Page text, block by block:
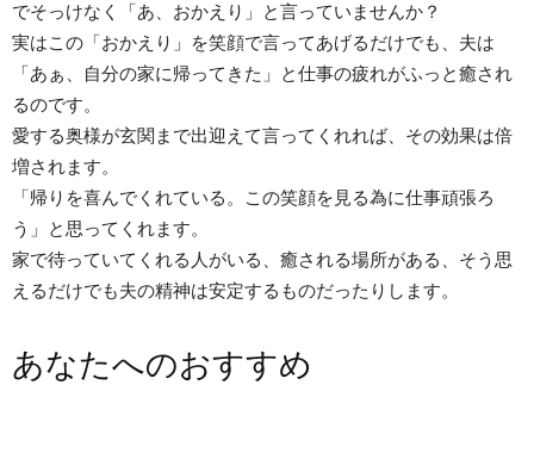
でそっけなく「あ、おかえり」と言っていませんか？
実はこの「おかえり」を笑顔で言ってあげるだけでも、夫は
「あぁ、自分の家に帰ってきた」と仕事の疲れがふっと癒され
るのです。
愛する奥様が玄関まで出迎えて言ってくれれば、その効果は倍
増されます。
「帰りを喜んでくれている。この笑顔を見る為に仕事頑張ろ
う」と思ってくれます。
家で待っていてくれる人がいる、癒される場所がある、そう思
えるだけでも夫の精神は安定するものだったりします。
あなたへのおすすめ